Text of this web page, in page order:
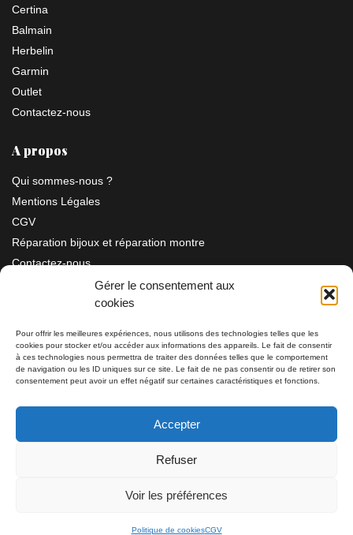
Gérer le consentement aux
cookies
Pour offrir les meilleures expériences, nous utilisons des technologies telles que les
cookies pour stocker et/ou accéder aux informations des appareils. Le fait de consentir
à ces technologies nous permettra de traiter des données telles que le comportement
de navigation ou les ID uniques sur ce site. Le fait de ne pas consentir ou de retirer son
consentement peut avoir un effet négatif sur certaines caractéristiques et fonctions.
Accepter
Refuser
Voir les préférences
Politique de cookiesCGV
Certina
Balmain
Herbelin
Garmin
Outlet
Contactez-nous
A propos
Qui sommes-nous ?
Mentions Légales
CGV
Réparation bijoux et réparation montre
Contactez-nous
Information
Bijouterie SIAUD11 rue Masséna 06000 NICE
Tél: 04 93 82 29 34 / 09 78 81 68 81